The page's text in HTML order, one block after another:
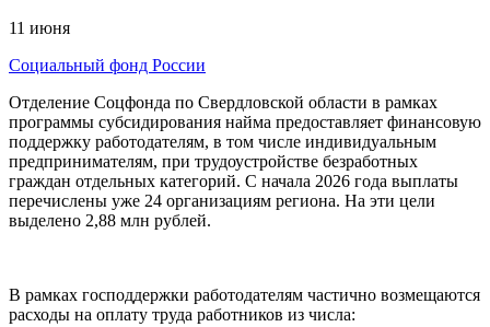
11 июня
Социальный фонд России
Отделение Соцфонда по Свердловской области в рамках
программы субсидирования найма предоставляет финансовую
поддержку работодателям, в том числе индивидуальным
предпринимателям, при трудоустройстве безработных
граждан отдельных категорий. С начала 2026 года выплаты
перечислены уже 24 организациям региона. На эти цели
выделено 2,88 млн рублей.
В рамках господдержки работодателям частично возмещаются
расходы на оплату труда работников из числа: